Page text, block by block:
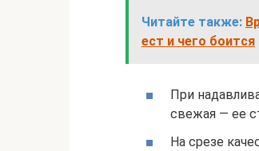
Читайте также:
ест и чего боится
При
свежая — ее
На срезе